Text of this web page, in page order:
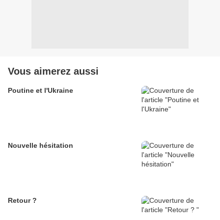
Vous aimerez aussi
Poutine et l'Ukraine
Nouvelle hésitation
Retour ?